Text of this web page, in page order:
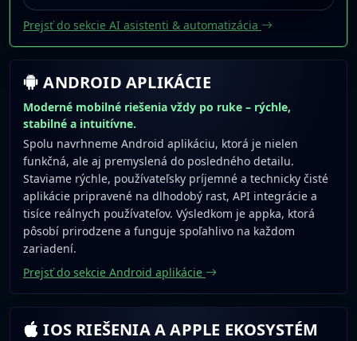
JOTOBOT
Jasné. AI môže odpovedať klientom,
zbierať leady a dávať odporúčania v
reálnom čase.
Prejsť do sekcie AI asistenti & automatizácia
ANDROID APLIKÁCIE
Moderné mobilné riešenia vždy po ruke – rýchle,
stabilné a intuitívne.
Spolu navrhneme Android aplikáciu, ktorá je nielen
funkčná, ale aj premyslená do posledného detailu.
Staviame rýchle, používateľsky príjemné a technicky čisté
aplikácie pripravené na dlhodobý rast, API integrácie a
tisíce reálnych používateľov. Výsledkom je appka, ktorá
pôsobí prirodzene a funguje spoľahlivo na každom
zariadení.
Prejsť do sekcie Android aplikácie
IOS RIEŠENIA A APPLE EKOSYSTÉM